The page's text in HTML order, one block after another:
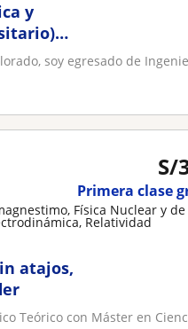
y
soy egresado de
S/
Primera clase
Física Nuclear y de
Relatividad
atajos,
Teórico con Máster en